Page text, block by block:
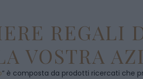
REGALI
VOSTRA
” è composta da prodotti ricercati che